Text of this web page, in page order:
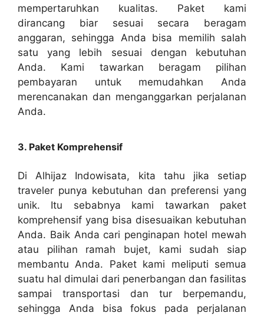
mempertaruhkan kualitas. Paket kami
dirancang biar sesuai secara beragam
anggaran, sehingga Anda bisa memilih salah
satu yang lebih sesuai dengan kebutuhan
Anda. Kami tawarkan beragam pilihan
pembayaran untuk memudahkan Anda
merencanakan dan menganggarkan perjalanan
Anda.
3. Paket Komprehensif
Di Alhijaz Indowisata, kita tahu jika setiap
traveler punya kebutuhan dan preferensi yang
unik. Itu sebabnya kami tawarkan paket
komprehensif yang bisa disesuaikan kebutuhan
Anda. Baik Anda cari penginapan hotel mewah
atau pilihan ramah bujet, kami sudah siap
membantu Anda. Paket kami meliputi semua
suatu hal dimulai dari penerbangan dan fasilitas
sampai transportasi dan tur berpemandu,
sehingga Anda bisa fokus pada perjalanan